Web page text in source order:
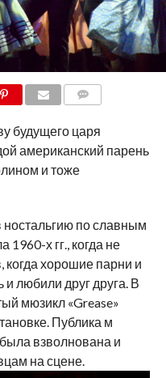
будущего царя
американский парень
и тоже
ностальгию по славным
х гг., когда не
хорошие парни и
и любили друг друга. В
мюзикл «Grease»
Публика м
взволнована и
на сцене.